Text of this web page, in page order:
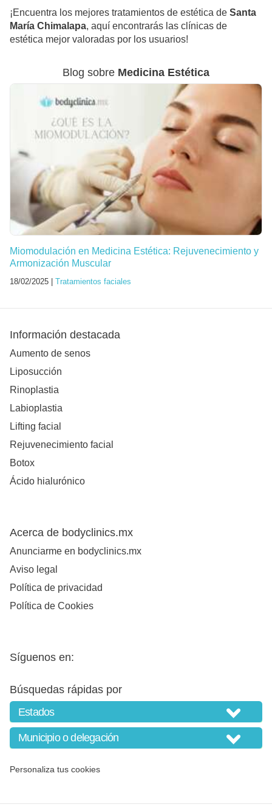
¡Encuentra los mejores tratamientos de estética de Santa
María Chimalapa, aquí encontrarás las clínicas de
estética mejor valoradas por los usuarios!
Blog sobre Medicina Estética
Miomodulación en Medicina Estética: Rejuvenecimiento y
Armonización Muscular
18/02/2025 | Tratamientos faciales
Información destacada
Aumento de senos
Liposucción
Rinoplastia
Labioplastia
Lifting facial
Rejuvenecimiento facial
Botox
Ácido hialurónico
Acerca de bodyclinics.mx
Anunciarme en bodyclinics.mx
Aviso legal
Política de privacidad
Política de Cookies
Síguenos en:
Búsquedas rápidas por
Personaliza tus cookies